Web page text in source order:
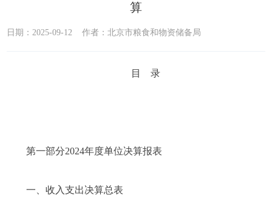
算
日期：2025-09-12 作者：​北京市粮食和物资储备局
目 录
第一部分2024年度单位决算报表
一、收入支出决算总表